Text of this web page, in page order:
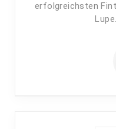
erfolgreichsten